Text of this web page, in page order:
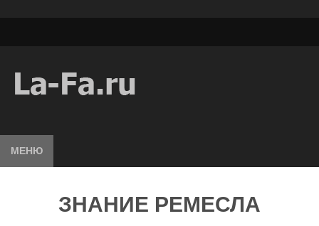
МЕНЮ
ЗНАНИЕ РЕМЕСЛА